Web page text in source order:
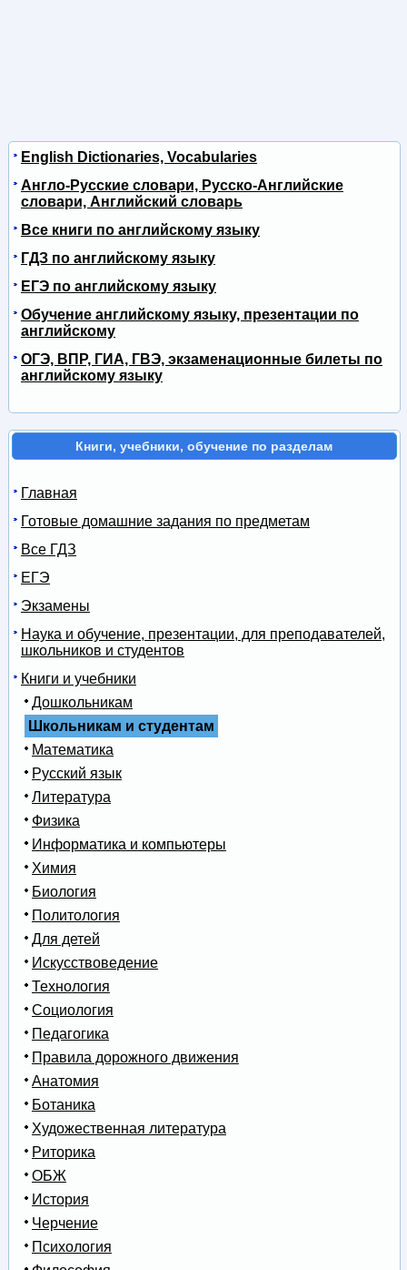
English Dictionaries, Vocabularies
Англо-Русские словари, Русско-Английские
словари, Английский словарь
Все книги по английскому языку
ГДЗ по английскому языку
ЕГЭ по английскому языку
Обучение английскому языку, презентации по
английскому
ОГЭ, ВПР, ГИА, ГВЭ, экзаменационные билеты по
английскому языку
Книги, учебники, обучение по разделам
Главная
Готовые домашние задания по предметам
Все ГДЗ
ЕГЭ
Экзамены
Наука и обучение, презентации, для преподавателей,
школьников и студентов
Книги и учебники
Дошкольникам
Школьникам и студентам
Математика
Русский язык
Литература
Физика
Информатика и компьютеры
Химия
Биология
Политология
Для детей
Искусствоведение
Технология
Социология
Педагогика
Правила дорожного движения
Анатомия
Ботаника
Художественная литература
Риторика
ОБЖ
История
Черчение
Психология